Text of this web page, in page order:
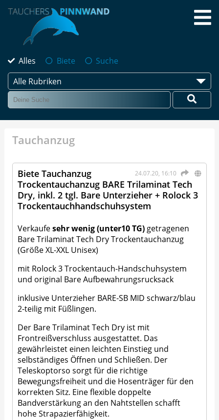
Alles Biete
Suche
Alle Rubriken
Tauchanzug
24.07.20, 16:10
Biete Tauchanzug
Trockentauchanzug BARE Trilaminat Tech
Dry, inkl. 2 tgl. Bare Unterzieher + Rolock 3
Trockentauchhandschuhsystem
Verkaufesehr wenig (unter10 TG)getragenen
Bare Trilaminat Tech Dry Trockentauchanzug
(Größe XL-XXL Unisex)
mit Rolock 3 Trockentauch-Handschuhsystem
und original Bare Aufbewahrungsrucksack
inklusive Unterzieher BARE-SB MID schwarz/blau
2-teilig mit Füßlingen.
Der Bare Trilaminat Tech Dry ist mit
Frontreißverschluss ausgestattet. Das
gewährleistet einen leichten Einstieg und
selbständiges Öffnen und Schließen. Der
Teleskoptorso sorgt für die richtige
Bewegungsfreiheit und die Hosenträger für den
korrekten Sitz. Eine flexible doppelte
Bandverstärkung an den Nahtstellen schafft
hohe Strapazierfähigkeit.